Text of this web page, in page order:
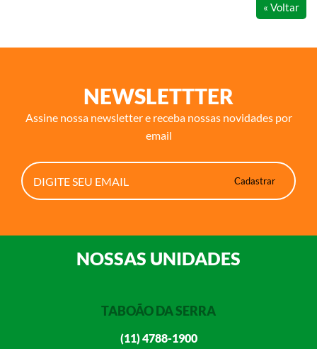
« Voltar
NEWSLETTTER
Assine nossa newsletter e receba nossas novidades por
email
NOSSAS UNIDADES
TABOÃO DA SERRA
(11) 4788-1900